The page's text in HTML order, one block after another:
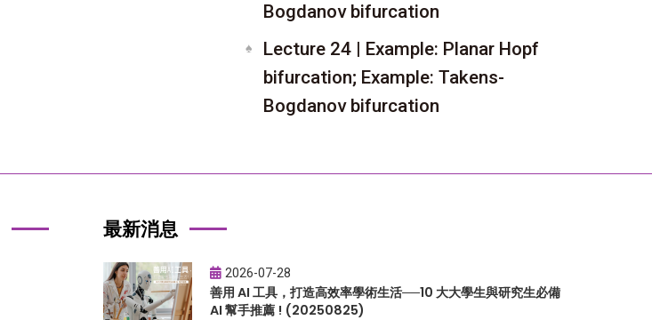
Bogdanov bifurcation
Lecture 24 | Example: Planar Hopf
bifurcation; Example: Takens-
Bogdanov bifurcation
最新消息
2026-07-28
善用 AI 工具，打造高效率學術生活──10 大大學生與研究生必備
AI 幫手推薦 ! (20250825)